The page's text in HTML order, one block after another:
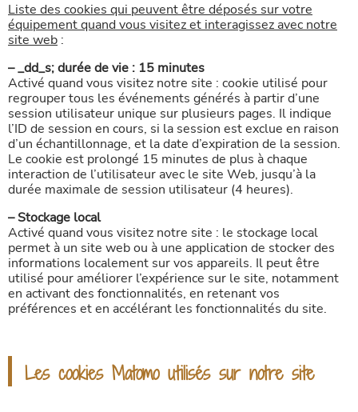
Liste des cookies qui peuvent être déposés sur votre
équipement quand vous visitez et interagissez avec notre
site web :
– _dd_s; durée de vie : 15 minutes
Activé quand vous visitez notre site : cookie utilisé pour
regrouper tous les événements générés à partir d’une
session utilisateur unique sur plusieurs pages. Il indique
l’ID de session en cours, si la session est exclue en raison
d’un échantillonnage, et la date d’expiration de la session.
Le cookie est prolongé 15 minutes de plus à chaque
interaction de l’utilisateur avec le site Web, jusqu’à la
durée maximale de session utilisateur (4 heures).
– Stockage local
Activé quand vous visitez notre site : le stockage local
permet à un site web ou à une application de stocker des
informations localement sur vos appareils. Il peut être
utilisé pour améliorer l’expérience sur le site, notamment
en activant des fonctionnalités, en retenant vos
préférences et en accélérant les fonctionnalités du site.
Les cookies Matomo utilisés sur notre site